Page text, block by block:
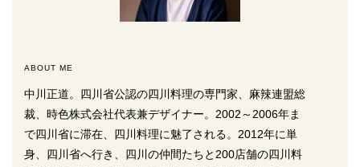
ABOUT ME
中川正道。四川省公認の四川料理の専門家、麻辣連盟総
裁、時色株式会社代表兼デザイナー。2002～2006年ま
で四川省に滞在、四川料理に魅了される。2012年に単
身、四川省へ行き、四川の仲間たちと200店舗の四川料